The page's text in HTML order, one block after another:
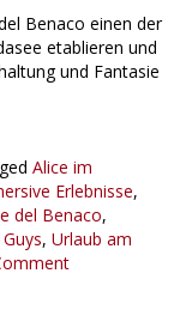
Benaco einen der
etablieren und
und Fantasie
Alice im
Erlebnisse,
del Benaco,
, Urlaub am